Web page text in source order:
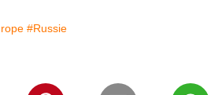
#Russie